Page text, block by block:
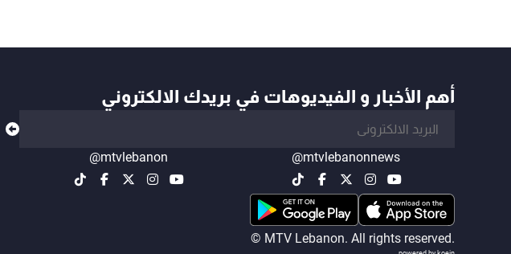
أهم الأخبار و الفيديوهات في بريدك الالكتروني
@mtvlebanonnews
@mtvlebanon
© MTV Lebanon. All rights reserved.